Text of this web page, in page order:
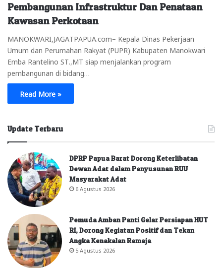
Pembangunan Infrastruktur Dan Penataan
Kawasan Perkotaan
MANOKWARI,JAGATPAPUA.com– Kepala Dinas Pekerjaan
Umum dan Perumahan Rakyat (PUPR) Kabupaten Manokwari
Emba Rantelino ST.,MT siap menjalankan program
pembangunan di bidang…
Read More »
Update Terbaru
DPRP Papua Barat Dorong Keterlibatan
Dewan Adat dalam Penyusunan RUU
Masyarakat Adat
6 Agustus 2026
Pemuda Amban Panti Gelar Persiapan HUT
RI, Dorong Kegiatan Positif dan Tekan
Angka Kenakalan Remaja
5 Agustus 2026